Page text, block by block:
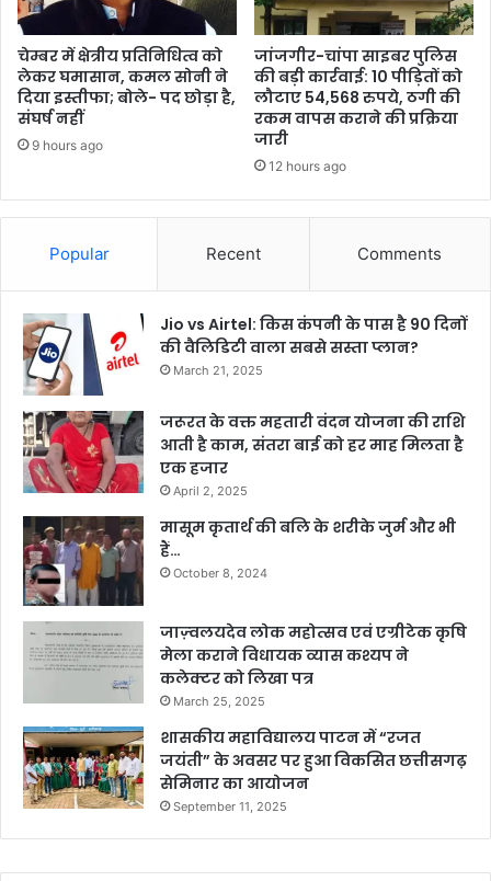
चेम्बर में क्षेत्रीय प्रतिनिधित्व को
लेकर घमासान, कमल सोनी ने
दिया इस्तीफा; बोले- पद छोड़ा है,
संघर्ष नहीं
9 hours ago
जांजगीर-चांपा साइबर पुलिस
की बड़ी कार्रवाई: 10 पीड़ितों को
लौटाए 54,568 रुपये, ठगी की
रकम वापस कराने की प्रक्रिया
जारी
12 hours ago
Popular Recent Comments
Jio vs Airtel: किस कंपनी के पास है 90 दिनों
की वैलिडिटी वाला सबसे सस्ता प्लान?
March 21, 2025
जरूरत के वक्त महतारी वंदन योजना की राशि
आती है काम, संतरा बाई को हर माह मिलता है
एक हजार
April 2, 2025
मासूम कृतार्थ की बलि के शरीके जुर्म और भी
हैं…
October 8, 2024
जाज़्वलयदेव लोक महोत्सव एवं एग्रीटेक कृषि
मेला कराने विधायक व्यास कश्यप ने
कलेक्टर को लिखा पत्र
March 25, 2025
शासकीय महाविद्यालय पाटन में “रजत
जयंती” के अवसर पर हुआ विकसित छत्तीसगढ़
सेमिनार का आयोजन
September 11, 2025